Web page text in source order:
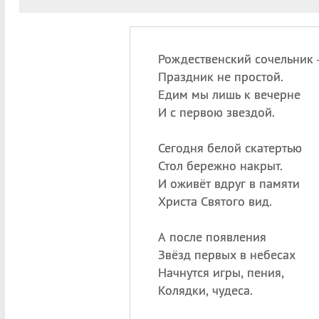
Рождественский
Праздник не простой.
Едим мы лишь к вечерне
И с первою звездой.
Сегодня белой скатертью
Стол бережно накрыт.
И оживёт вдруг в памяти
Христа Святого вид.
А после появления
Звёзд первых в небесах
Начнутся игры, пения,
Колядки, чудеса.